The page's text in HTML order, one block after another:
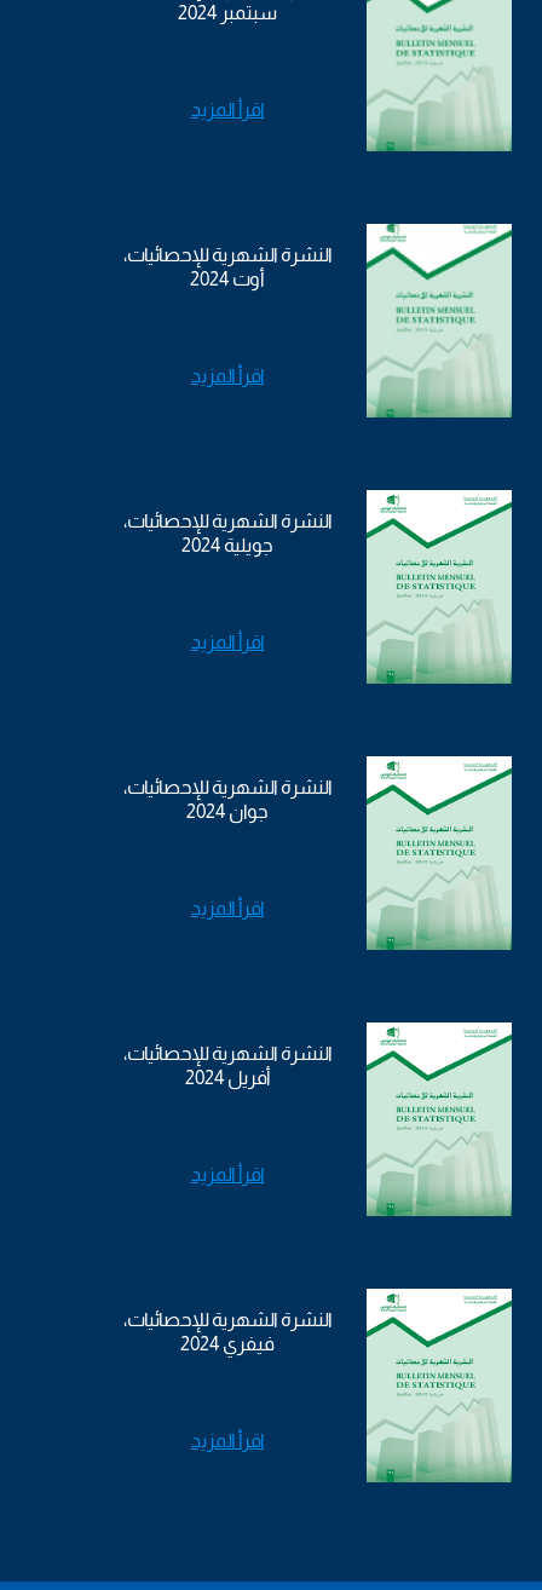
سبتمبر 2024
اقرأ المزيد
النشرة الشهرية للإحصائيات،
أوت 2024
اقرأ المزيد
النشرة الشهرية للإحصائيات،
جويلية 2024
اقرأ المزيد
النشرة الشهرية للإحصائيات،
جوان 2024
اقرأ المزيد
النشرة الشهرية للإحصائيات،
أفريل 2024
اقرأ المزيد
النشرة الشهرية للإحصائيات،
فيفري 2024
اقرأ المزيد